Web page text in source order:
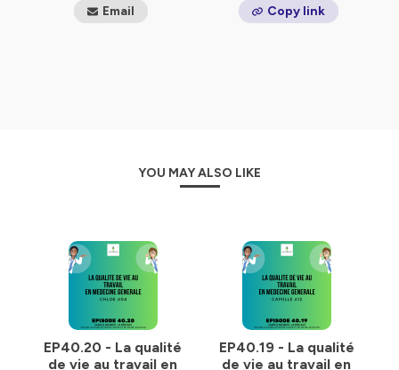
Email Copy link
YOU MAY ALSO LIKE
EP40.20 - La qualité
de vie au travail en
EP40.19 - La qualité
de vie au travail en